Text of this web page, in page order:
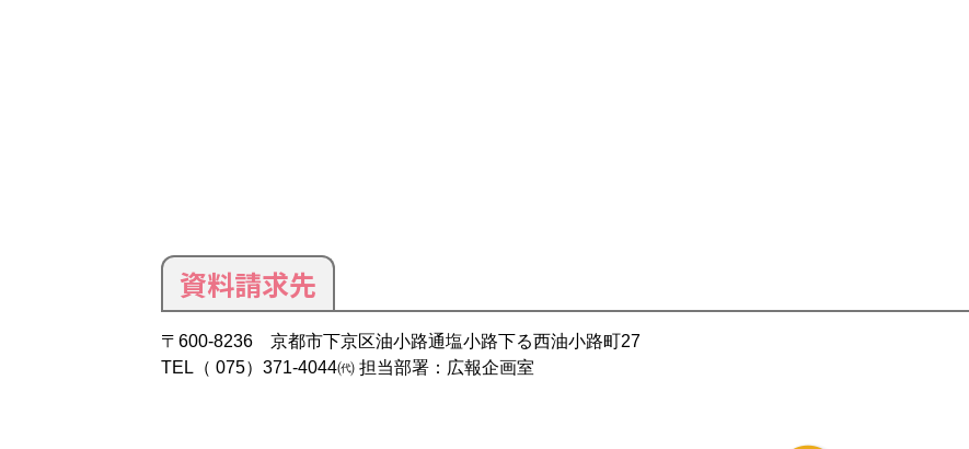
資料請求先
〒600-8236 京都市下京区油小路通塩小路下る西油小路町27
TEL（ 075）371-4044㈹ 担当部署：広報企画室